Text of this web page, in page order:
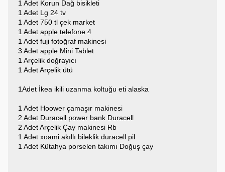
1 Adet Korun Dağ bisikleti
1 Adet Lg 24 tv
1 Adet 750 tl çek market
1 Adet apple telefone 4
1 Adet fuji fotoğraf makinesi
3 Adet apple Mini Tablet
1 Arçelik doğrayıcı
1 Adet Arçelik ütü
1Adet İkea ikili uzanma koltuğu eti alaska
1 Adet Hoower çamaşır makinesi
2 Adet Duracell power bank Duracell
2 Adet Arçelik Çay makinesi Rb
1 Adet xoami akıllı bileklik duracell pil
1 Adet Kütahya porselen takımı Doğuş çay